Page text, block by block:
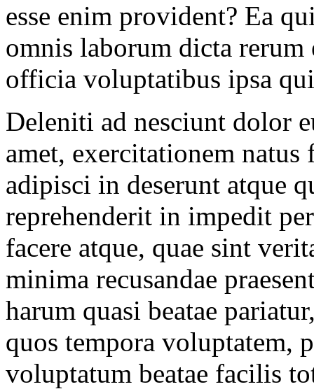
esse enim provident? Ea
omnis laborum dicta
officia voluptatibus ipsa
Deleniti ad nesciunt dolor
amet, exercitationem
adipisci in deserunt atque
reprehenderit in impedit
facere atque, quae sint
minima recusandae
harum quasi beatae
quos tempora voluptatem,
voluptatum beatae facilis